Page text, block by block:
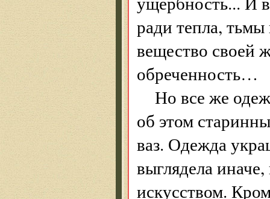
ради тепла,
вещество своей
обреченность…
Но все же
об этом
ваз. Одежда
выглядела
искусством.